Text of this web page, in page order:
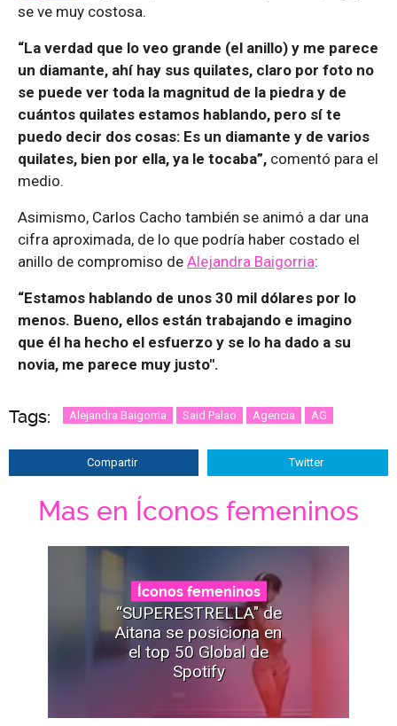
se ve muy costosa.
“La verdad que lo veo grande (el anillo) y me parece
un diamante, ahí hay sus quilates, claro por foto no
se puede ver toda la magnitud de la piedra y de
cuántos quilates estamos hablando, pero sí te
puedo decir dos cosas: Es un diamante y de varios
quilates, bien por ella, ya le tocaba”, comentó para el
medio.
Asimismo, Carlos Cacho también se animó a dar una
cifra aproximada, de lo que podría haber costado el
anillo de compromiso de Alejandra Baigorria:
“Estamos hablando de unos 30 mil dólares por lo
menos. Bueno, ellos están trabajando e imagino
que él ha hecho el esfuerzo y se lo ha dado a su
novia, me parece muy justo".
Tags: Alejandra Baigorria Said Palao Agencia AG
Compartir Twitter
Mas en Íconos femeninos
Íconos femeninos
“SUPERESTRELLA" de
Aitana se posiciona en
el top 50 Global de
Spotify